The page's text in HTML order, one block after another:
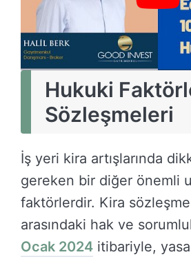
Hukuki
Sözleşmeleri
İş yeri kira artışlarında
gereken bir diğer önemli
faktörlerdir. Kira
arasındaki hak ve
Ocak 2024 itibariyle,